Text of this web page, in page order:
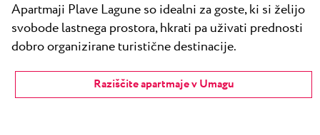
Apartmaji Plave Lagune so idealni za goste, ki si želijo
svobode lastnega prostora, hkrati pa uživati prednosti
dobro organizirane turistične destinacije.
Raziščite apartmaje v Umagu